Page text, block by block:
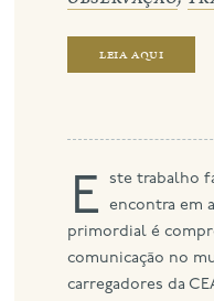
leia aqui
Este trabalho faz parte de pesquisa que se
encontra em
primordial é
comunicação no
carregadores da